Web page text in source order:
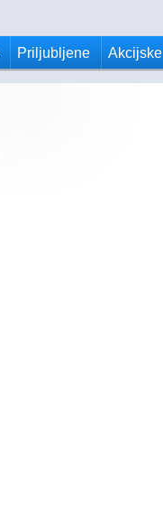
Priljubljene Akcijske